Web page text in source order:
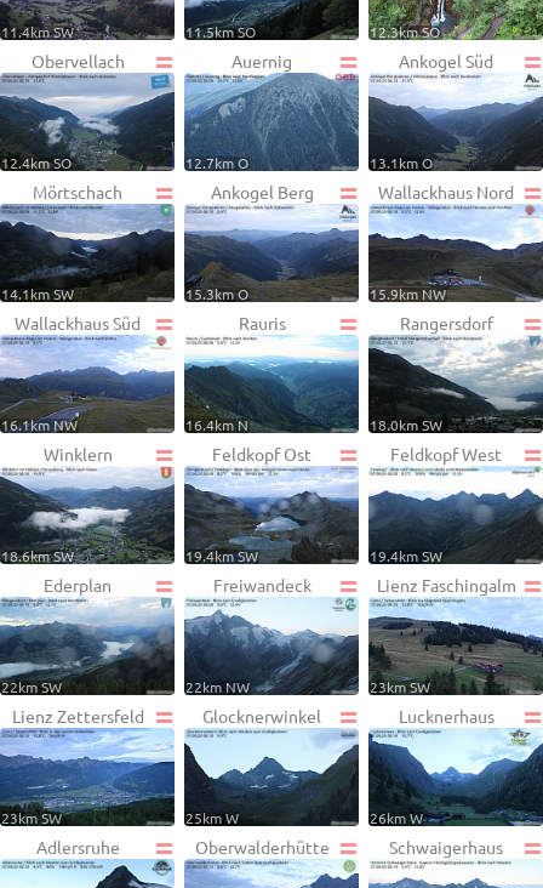
11.4km SW 11.5km SO 12.3km SO
Obervellach
12.4km SO
Auernig
12.7km O
Ankogel Süd
13.1km O
Mörtschach
14.1km SW
Ankogel Berg
15.3km O
Wallackhaus Nord
15.9km NW
Wallackhaus Süd
16.1km NW
Rauris
16.4km N
Rangersdorf
18.0km SW
Winklern
18.6km SW
Feldkopf Ost
19.4km SW
Feldkopf West
19.4km SW
Ederplan
22km SW
Freiwandeck
22km NW
Lienz Faschingalm
23km SW
Lienz Zettersfeld
23km SW
Glocknerwinkel
25km W
Lucknerhaus
26km W
Adlersruhe Oberwalderhütte Schwaigerhaus